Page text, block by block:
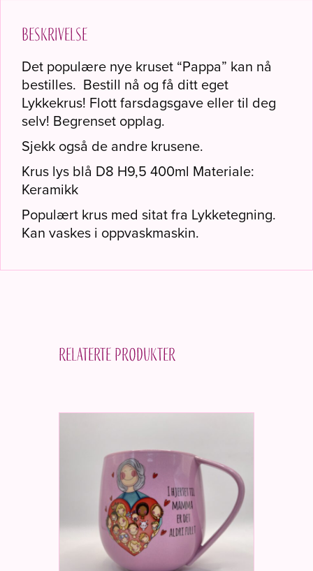
Beskrivelse
Det populære nye kruset “Pappa” kan nå
bestilles. Bestill nå og få ditt eget
Lykkekrus! Flott farsdagsgave eller til deg
selv! Begrenset opplag.
Sjekk også de andre krusene.
Krus lys blå D8 H9,5 400ml Materiale:
Keramikk
Populært krus med sitat fra Lykketegning.
Kan vaskes i oppvaskmaskin.
Relaterte produkter